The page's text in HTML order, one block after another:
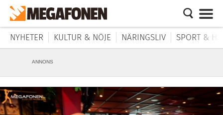
NYHETER KULTUR & NÖJE NÄRINGSLIV SPORT &
ANNONS